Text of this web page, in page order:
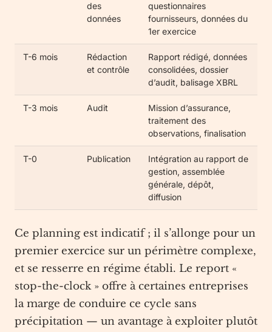
des
données
questionnaires
fournisseurs, données du
1er exercice
T-6 mois
Rédaction
et contrôle
Rapport rédigé, données
consolidées, dossier
d’audit, balisage XBRL
T-3 mois Audit
Mission d’assurance,
traitement des
observations, finalisation
T-0 Publication
Intégration au rapport de
gestion, assemblée
générale, dépôt,
diffusion
Ce planning est indicatif ; il s’allonge pour un
premier exercice sur un périmètre complexe,
et se resserre en régime établi. Le report «
stop-the-clock » offre à certaines entreprises
la marge de conduire ce cycle sans
précipitation — un avantage à exploiter plutôt